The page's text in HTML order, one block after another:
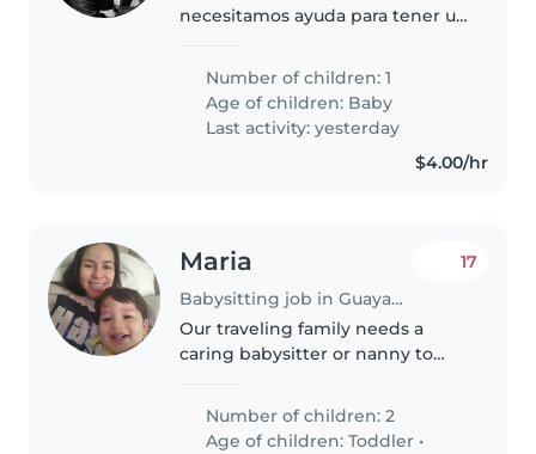
necesitamos ayuda para tener un
Number of children: 1
Age of children: Baby
Last activity: yesterday
$4.00/hr
Maria
Babysitting job in Guayaquil
17
Our traveling family needs a
caring babysitter or nanny to
a curious toddler and a newborn.
Help with light chores
Number of children: 2
Age of children:Toddler •